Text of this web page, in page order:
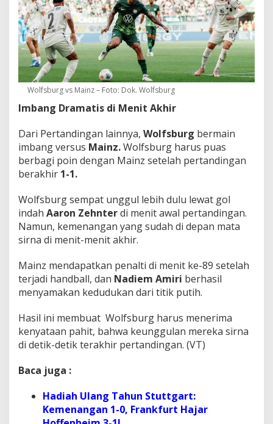
Wolfsburg vs Mainz – Foto: Dok. Wolfsburg
Imbang Dramatis di Menit Akhir
Dari Pertandingan lainnya, Wolfsburg bermain
imbang versus Mainz.Wolfsburg harus puas
berbagi poin dengan Mainz setelah pertandingan
berakhir 1-1.
Wolfsburg sempat unggul lebih dulu lewat gol
indah Aaron Zehnterdi menit awal pertandingan.
Namun, kemenangan yang sudah di depan mata
sirna di menit-menit akhir.
Mainz mendapatkan penalti di menit ke-89 setelah
terjadi handball, dan Nadiem Amiri berhasil
menyamakan kedudukan dari titik putih.
Hasil ini membuat Wolfsburg harus menerima
kenyataan pahit, bahwa keunggulan mereka sirna
di detik-detik terakhir pertandingan. (VT)
Baca juga :
Hadiah Ulang Tahun Stuttgart:
Kemenangan 1-0, Frankfurt Hajar